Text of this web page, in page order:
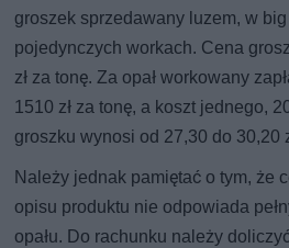
groszek sprzedawany luzem, w
pojedynczych workach. Cena
zł za tonę. Za opał workowany
1510 zł za tonę, a koszt jednego,
groszku wynosi od 27,30 do 30,20
Należy jednak pamiętać o tym, że
opisu produktu nie odpowiada
opału. Do rachunku należy